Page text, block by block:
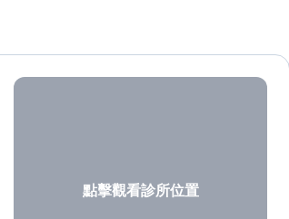
點擊觀看診所位置